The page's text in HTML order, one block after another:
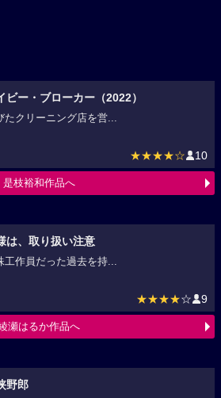
ビー・ブローカー（2022）
たクリーニング店を営...
★★★★☆ 10
是枝裕和作品へ
は、取り扱い注意
工作員だった過去を持...
★★★★☆ 9
瀬はるか作品へ
野郎